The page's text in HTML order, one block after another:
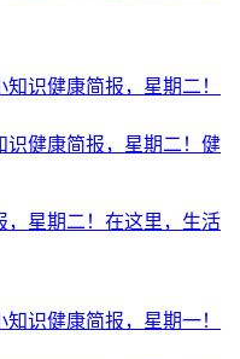
识健康简报，星期二！健
，星期二！在这里，生活